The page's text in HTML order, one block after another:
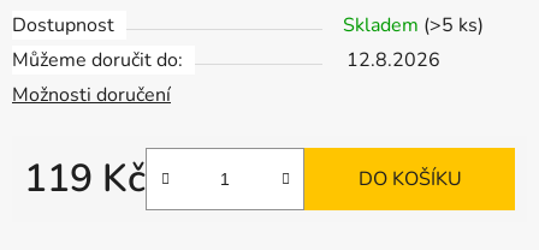
Dostupnost Skladem (>5 ks)
Můžeme doručit do:
12.8.2026
Možnosti doručení
119 Kč DO KOŠÍKU